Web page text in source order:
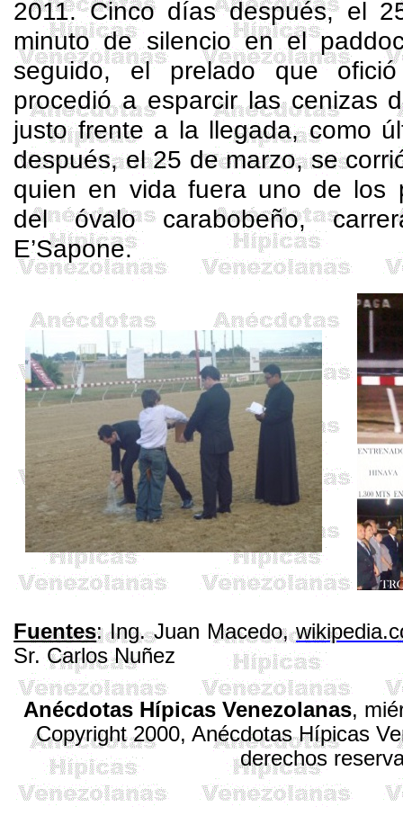
2011. Cinco días después, el
minuto de silencio en el
seguido, el prelado que
procedió a esparcir las cenizas
justo frente a la llegada, como
después, el 25 de marzo, se
quien en vida fuera uno de los
del óvalo carabobeño,
E’Sapone.
Fuentes: Ing. Juan Macedo,
Sr. CarlosNuñez
Anécdotas Hípicas Venezolanas,
Copyright 2000, Anécdotas Hípicas
derechos